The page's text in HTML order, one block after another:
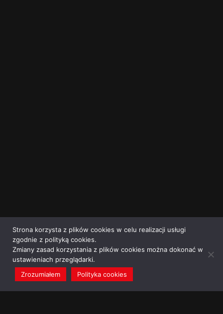
Strona korzysta z plików cookies w celu realizacji usługi
zgodnie z polityką cookies.
Zmiany zasad korzystania z plików cookies można dokonać w
ustawieniach przeglądarki.
Zrozumiałem
Polityka cookies